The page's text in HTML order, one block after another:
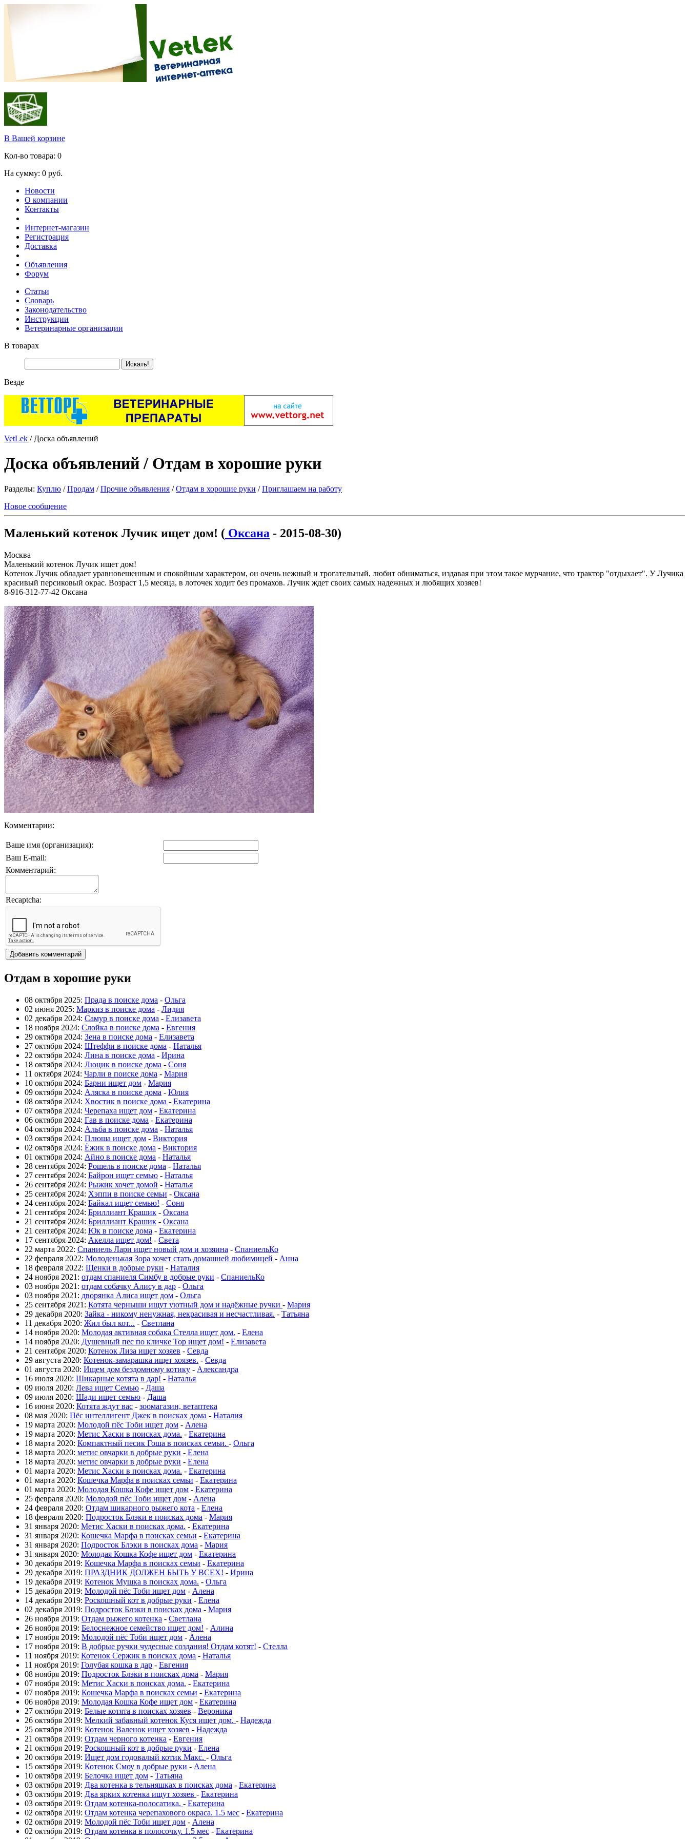
В Вашей корзине
Кол-во товара: 0
На сумму: 0 руб.
Новости
О компании
Контакты
Интернет-магазин
Регистрация
Доставка
Объявления
Форум
Статьи
Словарь
Законодательство
Инструкции
Ветеринарные организации
В товарах
Везде
VetLek / Доска объявлений
Доска объявлений / Отдам в хорошие руки
Разделы: Куплю /Продам /Прочие объявления /Отдам в хорошие руки /Приглашаем на работу
Новое сообщение
Маленький котенок Лучик ищет дом! ( Оксана - 2015-08-30)
Москва
Маленький котенок Лучик ищет дом!
Котенок Лучик обладает уравновешенным и спокойным характером, он очень нежный и трогательный, любит обниматься, издавая при этом такое мурчание, что трактор "отдыхает". У Лучика
красивый персиковый окрас. Возраст 1,5 месяца, в лоточек ходит без промахов. Лучик ждет своих самых надежных и любящих хозяев!
8-916-312-77-42 Оксана
Комментарии:
Ваше имя (организация):
Ваш E-mail:
Комментарий:
Recaptcha:
Отдам в хорошие руки
08 октября 2025: Прада в поиске дома - Ольга
02 июня 2025: Маркиз в поиске дома - Лидия
02 декабря 2024: Самур в поиске дома - Елизавета
18 ноября 2024: Слойка в поиске дома - Евгения
29 октября 2024: Зена в поиске дома - Елизавета
27 октября 2024: Штеффи в поиске дома - Наталья
22 октября 2024: Лина в поиске дома - Ирина
18 октября 2024: Люцик в поиске дома - Соня
11 октября 2024: Чарли в поиске дома - Мария
10 октября 2024: Барни ищет дом - Мария
09 октября 2024: Аляска в поиске дома - Юлия
08 октября 2024: Хвостик в поиске дома - Екатерина
07 октября 2024: Черепаха ищет дом - Екатерина
06 октября 2024: Гав в поиске дома - Екатерина
04 октября 2024: Альба в поиске дома - Наталья
03 октября 2024: Плюша ищет дом - Виктория
02 октября 2024: Ёжик в поиске дома - Виктория
01 октября 2024: Айно в поиске дома - Наталья
28 сентября 2024: Рошель в поиске дома - Наталья
27 сентября 2024: Байрон ищет семью - Наталья
26 сентября 2024: Рыжик хочет домой - Наталья
25 сентября 2024: Хэппи в поиске семьи - Оксана
24 сентября 2024: Байкал ищет семью! - Соня
21 сентября 2024: Бриллиант Крашик - Оксана
21 сентября 2024: Бриллиант Крашик - Оксана
21 сентября 2024: Юк в поиске дома - Екатерина
17 сентября 2024: Акелла ищет дом! - Света
22 марта 2022: Спаниель Лари ищет новый дом и хозяина - СпаниельКо
22 февраля 2022: Молоденькая Зора хочет стать домашней любимицей - Анна
18 февраля 2022: Щенки в добрые руки - Наталия
24 ноября 2021: отдам спаниеля Симбу в добрые руки - СпаниельКо
03 ноября 2021: отдам собачку Алису в дар - Ольга
03 ноября 2021: дворянка Алиса ищет дом - Ольга
25 сентября 2021: Котята черныши ищут уютный дом и надёжные ручки - Мария
29 декабря 2020: Зайка - никому ненужная, некрасивая и несчастливая. - Татьяна
11 декабря 2020: Жил был кот... - Светлана
14 ноября 2020: Молодая активная собака Стелла ищет дом. - Елена
14 ноября 2020: Душевный пес по кличке Тор ищет дом! - Елизавета
21 сентября 2020: Котенок Лиза ищет хозяев - Севда
29 августа 2020: Котенок-замарашка ищет хоязев. - Севда
01 августа 2020: Ищем дом бездомному котику - Александра
16 июля 2020: Шикарные котята в дар! - Наталья
09 июля 2020: Лева ищет Семью - Даша
09 июля 2020: Шади ищет семью - Даша
16 июня 2020: Котята ждут вас - зоомагазин, ветаптека
08 мая 2020: Пёс интеллигент Джек в поисках дома - Наталия
19 марта 2020: Молодой пёс Тоби ищет дом - Алена
19 марта 2020: Метис Хаски в поисках дома. - Екатерина
18 марта 2020: Компактный песик Гоша в поисках семьи. - Ольга
18 марта 2020: метис овчарки в добрые руки - Елена
18 марта 2020: метис овчарки в добрые руки - Елена
01 марта 2020: Метис Хаски в поисках дома. - Екатерина
01 марта 2020: Кошечка Марфа в поисках семьи - Екатерина
01 марта 2020: Молодая Кошка Кофе ищет дом - Екатерина
25 февраля 2020: Молодой пёс Тоби ищет дом - Алена
24 февраля 2020: Отдам шикарного рыжего кота - Елена
18 февраля 2020: Подросток Блэки в поисках дома - Мария
31 января 2020: Метис Хаски в поисках дома. - Екатерина
31 января 2020: Кошечка Марфа в поисках семьи - Екатерина
31 января 2020: Подросток Блэки в поисках дома - Мария
31 января 2020: Молодая Кошка Кофе ищет дом - Екатерина
30 декабря 2019: Кошечка Марфа в поисках семьи - Екатерина
29 декабря 2019: ПРАЗДНИК ДОЛЖЕН БЫТЬ У ВСЕХ! - Ирина
19 декабря 2019: Котенок Мушка в поисках дома. - Ольга
15 декабря 2019: Молодой пёс Тоби ищет дом - Алена
14 декабря 2019: Роскошный кот в добрые руки - Елена
02 декабря 2019: Подросток Блэки в поисках дома - Мария
26 ноября 2019: Отдам рыжего котенка - Светлана
26 ноября 2019: Белоснежное семейство ищет дом! - Алина
17 ноября 2019: Молодой пёс Тоби ищет дом - Алена
17 ноября 2019: В добрые ручки чудесные создания! Отдам котят! - Стелла
11 ноября 2019: Котенок Сержик в поисках дома - Наталья
11 ноября 2019: Голубая кошка в дар - Евгения
08 ноября 2019: Подросток Блэки в поисках дома - Мария
07 ноября 2019: Метис Хаски в поисках дома. - Екатерина
07 ноября 2019: Кошечка Марфа в поисках семьи - Екатерина
06 ноября 2019: Молодая Кошка Кофе ищет дом - Екатерина
27 октября 2019: Белые котята в поисках хозяев - Вероника
26 октября 2019: Мелкий забавный котенок Куся ищет дом. - Надежда
25 октября 2019: Котенок Валенок ищет хозяев - Надежда
21 октября 2019: Отдам черного котенка - Евгения
21 октября 2019: Роскошный кот в добрые руки - Елена
20 октября 2019: Ищет дом годовалый котик Макс. - Ольга
15 октября 2019: Котенок Смоу в добрые руки - Алена
10 октября 2019: Белочка ищет дом - Татьяна
03 октября 2019: Два котенка в тельняшках в поисках дома - Екатерина
03 октября 2019: Два ярких котенка ищут хозяев - Екатерина
03 октября 2019: Отдам котенка-полосатика. - Екатерина
02 октября 2019: Отдам котенка черепахового окраса. 1.5 мес - Екатерина
02 октября 2019: Молодой пёс Тоби ищет дом - Алена
02 октября 2019: Отдам котенка в полосочку. 1.5 мес - Екатерина